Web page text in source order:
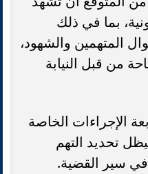
بما في ذلك
المتهمين والشهود،
من قبل النيابة
الإجراءات الخاصة
تحديد التهم
في سير القضية.